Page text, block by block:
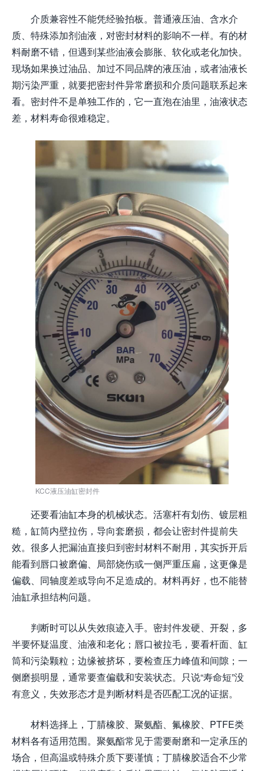
介质兼容性不能凭经验拍板。普通液压油、含水介
质、特殊添加剂油液，对密封材料的影响不一样。有的材
料耐磨不错，但遇到某些油液会膨胀、软化或老化加快。
现场如果换过油品、加过不同品牌的液压油，或者油液长
期污染严重，就要把密封件异常磨损和介质问题联系起来
看。密封件不是单独工作的，它一直泡在油里，油液状态
差，材料寿命很难稳定。
KCC液压油缸密封件
还要看油缸本身的机械状态。活塞杆有划伤、镀层粗
糙，缸筒内壁拉伤，导向套磨损，都会让密封件提前失
效。很多人把漏油直接归到密封材料不耐用，其实拆开后
能看到唇口被磨偏、局部烧伤或一侧严重压扁，这更像是
偏载、同轴度差或导向不足造成的。材料再好，也不能替
油缸承担结构问题。
判断时可以从失效痕迹入手。密封件发硬、开裂，多
半要怀疑温度、油液和老化；唇口被拉毛，要看杆面、缸
筒和污染颗粒；边缘被挤坏，要检查压力峰值和间隙；一
侧磨损明显，通常要查偏载和安装状态。只说“寿命短”没
有意义，失效形态才是判断材料是否匹配工况的证据。
材料选择上，丁腈橡胶、聚氨酯、氟橡胶、PTFE类
材料各有适用范围。聚氨酯常见于需要耐磨和一定承压的
场合，但高温或特殊介质下要谨慎；丁腈橡胶适合不少常